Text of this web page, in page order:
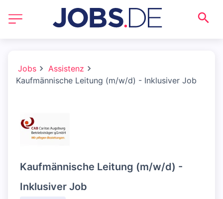
Jobs
Assistenz
Kaufmännische Leitung (m/w/d) - Inklusiver Job
Kaufmännische Leitung (m/w/d) -
Inklusiver Job